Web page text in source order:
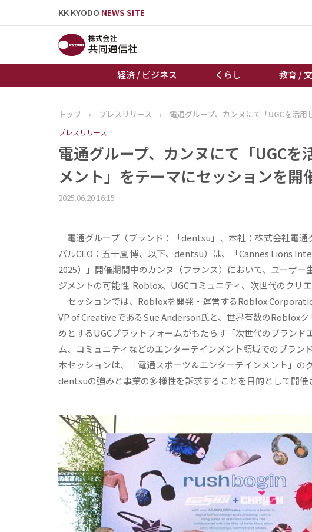
KK KYODO NEWS SITE
経済 / ビジネス くらし 教育 /
トップページ
経済 / ビ
教育 / 文化
エンタメ
トップ › プレスリリース › 電通グループ、カンヌにて「UGCを活
プレスリリース
電通グループ、カンヌにて「UGC
メント」をテーマにセッションを開
2025.06.20 16:15
電通グループ（ブランド：「dentsu」、本社：株式会社電通
バルCEO：五十嵐 博、以下、dentsu）は、「Cannes Lions
2025）」開催期間中のカンヌ（フランス）において、ユーザ
ジメントの可能性: Roblox、UGCコミュニティ、次世代の
セッションでは、Robloxを開発・運営するRoblox
VP of CreativeであるSue Anderson氏と、世界有数のRoblox
めとするUGCプラットフォームがもたらす「次世代のブラン
ム、コミュニティなどのエンターテインメント領域でのブラン
本セッションは、「電通スポーツ＆エンターテインメント」
dentsuの強みと事業の多様性を訴求することを目的として開催